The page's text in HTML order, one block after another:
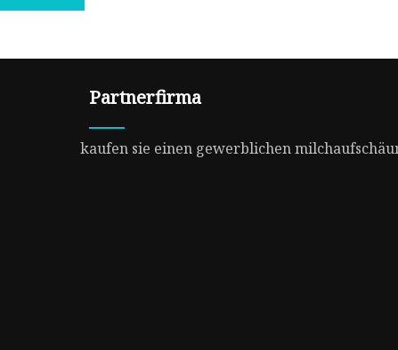
Partnerfirma
kaufen sie einen gewerblichen